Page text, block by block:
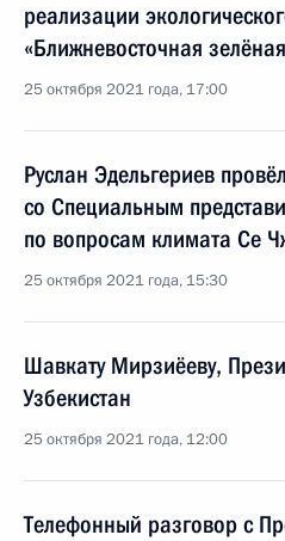
реализации
«Ближневосточная
25 октября 2021 года, 17:00
Руслан Эдельгериев
со Специальным
по вопросам климата Се
25 октября 2021 года, 15:30
Шавкату Мирзиёеву,
Узбекистан
25 октября 2021 года, 12:00
Телефонный разговор с